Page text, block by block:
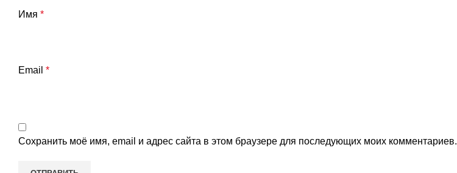
Имя *
Email *
Сохранить моё имя, email и адрес сайта в этом браузере для последующих моих комментариев.